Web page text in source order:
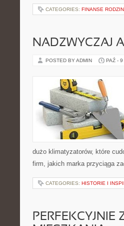
CATEGORIES: FINANSE
NADZWYCZAJ
POSTED BY ADMIN PAŹ -
dużo klimatyzatorów, które
firm, jakich marka przyciąga
CATEGORIES: HISTORIE I